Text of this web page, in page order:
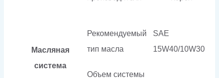
Масляная
система
Рекомендуемый
тип масла
SAE
15W40/10W30
Объем системы